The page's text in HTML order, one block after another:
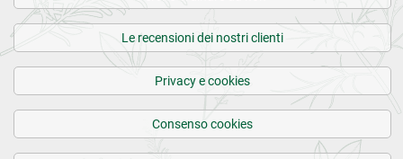
Le recensioni dei nostri clienti
Privacy e cookies
Consenso cookies